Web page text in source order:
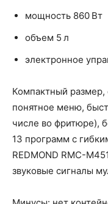
мощность 860 Вт
объем 5 л
электронное
Компактный размер,
понятное меню,
числе во фритюре),
13 программ с
REDMOND RMC-
звуковые сигналы